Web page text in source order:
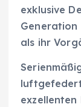
exklusive
Generation
als ihr